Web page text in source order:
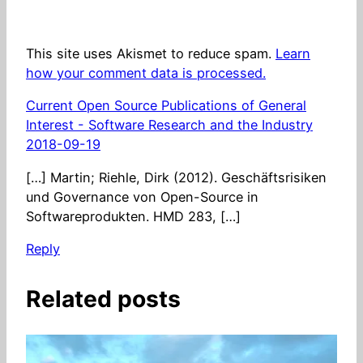
This site uses Akismet to reduce spam. Learn
how your comment data is processed.
Current Open Source Publications of General
Interest - Software Research and the Industry
2018-09-19
[…] Martin; Riehle, Dirk (2012). Geschäftsrisiken
und Governance von Open-Source in
Softwareprodukten. HMD 283, […]
Reply
Related posts